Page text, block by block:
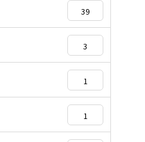
39
3
1
1